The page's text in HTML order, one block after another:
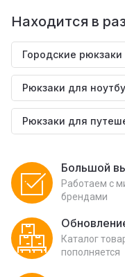
Находится в
Городские рюкзаки
Рюкзаки для
Рюкзаки для
Большой
Работаем с
брендами
Каталог
пополняется